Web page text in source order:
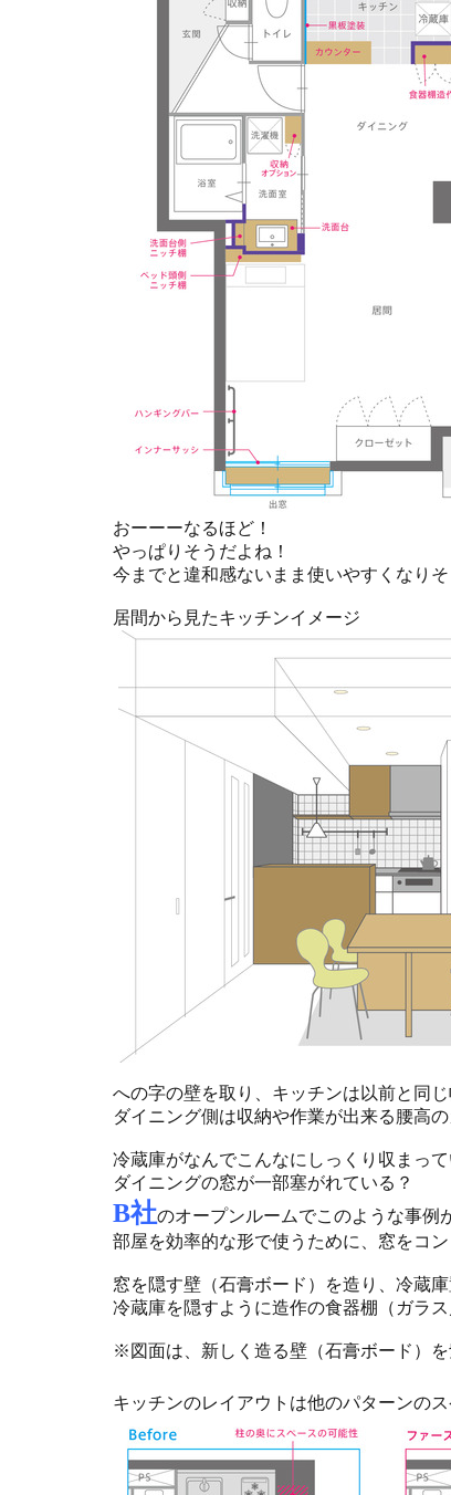
おーーーなるほど！
やっぱりそうだよね！
今までと違和感ないまま使いやすくなりそ
居間から見たキッチンイメージ
への字の壁を取り、キッチンは以前と同
ダイニング側は収納や作業が出来る腰高の
冷蔵庫がなんでこんなにしっくり収まって
ダイニングの窓が一部塞がれている？
B社のオープンルームでこのような事例
部屋を効率的な形で使うために、窓をコ
窓を隠す壁（石膏ボード）を造り、冷蔵庫
冷蔵庫を隠すように造作の食器棚（ガラス
※図面は、新しく造る壁（石膏ボード）を
キッチンのレイアウトは他のパターンの